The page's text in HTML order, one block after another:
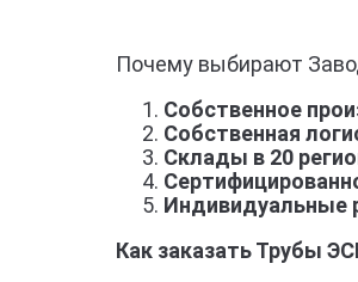
Почему выбирают
Собственное
Собственная
Склады в 20
Индивидуальные
Как заказать Трубы